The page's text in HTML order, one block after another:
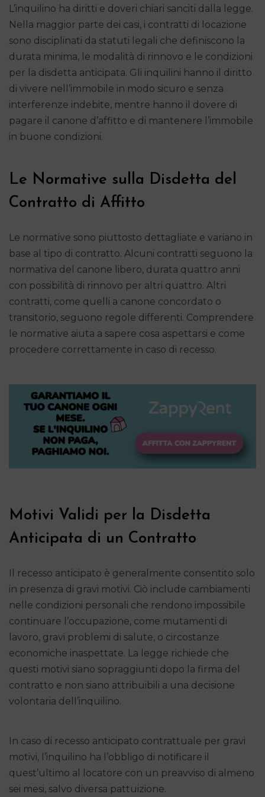
L’inquilino ha diritti e doveri chiari sanciti dalla legge.
Nella maggior parte dei casi, i contratti di locazione
sono disciplinati da statuti legali che definiscono la
durata minima, le modalità di rinnovo e le condizioni
per la disdetta anticipata. Gli inquilini hanno il diritto
di vivere nell’immobile in modo sicuro e senza
interferenze indebite, mentre hanno il dovere di
pagare il canone d’affitto e di mantenere l’immobile
in buone condizioni.
Le Normative sulla Disdetta del
Contratto di Affitto
Le normative sono piuttosto dettagliate e variano in
base al tipo di contratto. Alcuni contratti seguono la
normativa del canone libero, durata quattro anni
con possibilità di rinnovo per altri quattro. Altri
contratti, come quelli a canone concordato o
transitorio, seguono regole differenti. Comprendere
le normative aiuta a sapere cosa aspettarsi e come
procedere correttamente in caso di recesso.
Motivi Validi per la Disdetta
Anticipata di un Contratto
Il recesso anticipato è generalmente consentito solo
in presenza di gravi motivi. Ciò include cambiamenti
nelle condizioni personali che rendono impossibile
continuare l’occupazione, come mutamenti di
lavoro, gravi problemi di salute, o circostanze
economiche inaspettate. La legge richiede che
questi motivi siano sopraggiunti dopo la firma del
contratto e non siano attribuibili a una decisione
volontaria dell’inquilino.
In caso di recesso anticipato contrattuale per gravi
motivi, l’inquilino ha l’obbligo di notificare il
quest’ultimo al locatore con un preavviso di almeno
sei mesi, salvo diversa pattuizione.